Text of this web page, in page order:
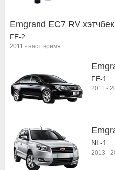
Emgrand EC7 RV хэтчбек
FE-2
2011 - наст. время
FE-1
2011 -
NL-1
2013 -